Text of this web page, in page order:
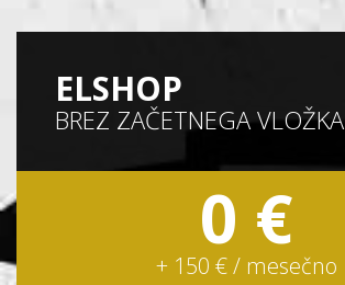
ELSHOP
BREZ ZAČETNEGA VLOŽKA
0 €
+ 150 € / mesečno